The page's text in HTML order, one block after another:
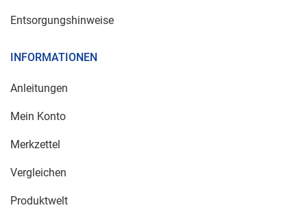
Entsorgungshinweise
INFORMATIONEN
Anleitungen
Mein Konto
Merkzettel
Vergleichen
Produktwelt